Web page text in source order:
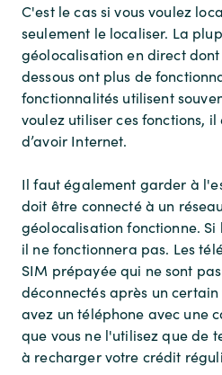
C'est le cas si vous voulez
seulement le localiser. La
géolocalisation en direct
dessous ont plus de
fonctionnalités utilisent
voulez utiliser ces fonctions,
d’avoir Internet.
Il faut également garder à
doit être connecté à un
géolocalisation fonctionne. Si
il ne fonctionnera pas. Les
SIM prépayée qui ne sont
déconnectés après un certain
avez un téléphone avec une
que vous ne l'utilisez que de
à recharger votre crédit